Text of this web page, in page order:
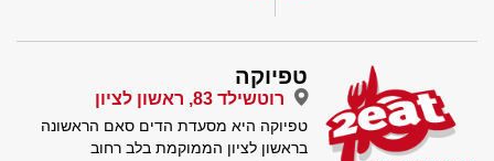
טפיוקה
רוטשילד 83, ראשון לציון
טפיוקה היא מסעדת הדים סאם הראשונה
בראשון לציון הממוקמת בלב רחוב